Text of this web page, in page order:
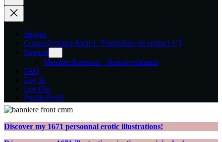
Images
Contact[contact-form 1 "Formulaire de contact 1"]
Support
Member Renewal – Renouvellement
FAQ
Log In
Log Out
Profile/Profil
Discover my 1671 personnal erotic illustrations!